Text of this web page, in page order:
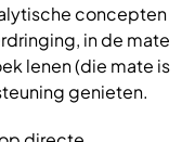
concepten
in de mate
lenen (die mate is
genieten.